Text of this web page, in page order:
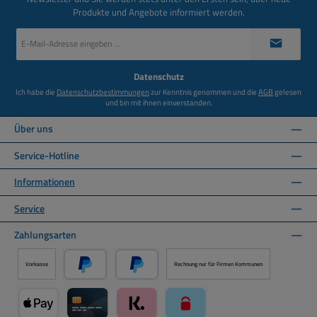
Produkte und Angebote informiert werden.
Mail-
Datenschutz
Ich habe die Datenschutzbestimmungenzur Kenntnis genommen und dieAGBgelesen
und bin mit ihnen einverstanden.
Über uns
Service-Hotline
Informationen
Service
Zahlungsarten
Vorkasse
PayPal Später Bezahlen über PayPal
Rechnung nur für Firmen Kommunen